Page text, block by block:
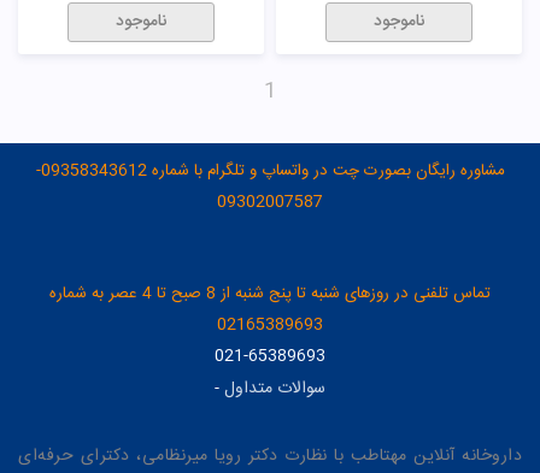
ناموجود
ناموجود
1
مشاوره رایگان بصورت چت در واتساپ و تلگرام با شماره 09358343612-
09302007587
تماس تلفنی در روزهای شنبه تا پنج شنبه از 8 صبح تا 4 عصر به شماره
02165389693
021-65389693
سوالات متداول-
داروخانه آنلاین مهتاطب با نظارت دکتر رویا میرنظامی، دکترای حرفه‌ای